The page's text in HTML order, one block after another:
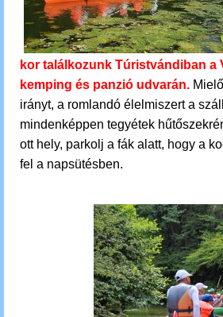
kor találkozunk Túristvándiban a
kemping és panzió udvarán.
irányt, a romlandó élelmiszert a
mindenképpen tegyétek
ott hely, parkolj a fák alatt, hogy a
fel a napsütésben.